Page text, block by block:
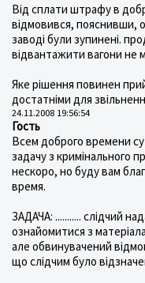
Від сплати штрафу в
відмовився, пояснивши, о
заводі були зупинені.
відвантажити вагони не
Яке рішення повинен
достатніми для
24.11.2008 19:56:54
Гость
Всем доброго времени
задачу з кримінального
нескоро, но буду вам
время.
ЗАДАЧА: ........... слідчий
ознайомитися з
але обвинувачений
що слідчим було